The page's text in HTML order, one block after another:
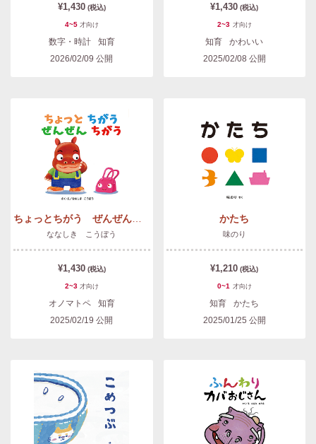
¥1,430 (税込)
4~5 才向け
数字・時計
知育
2026/02/09 公開
¥1,430 (税込)
2~3 才向け
知育
かわいい
2025/02/08 公開
ななしき こうぼう
¥1,430 (税込)
2~3 才向け
オノマトペ
知育
2025/02/19 公開
かたち
味のり
¥1,210 (税込)
0~1 才向け
知育
かたち
2025/01/25 公開